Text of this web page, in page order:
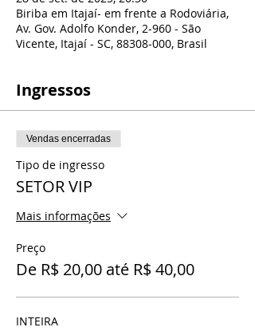
Biriba em Itajaí- em frente a Rodoviária,
Av. Gov. Adolfo Konder, 2-960 - São
Vicente, Itajaí - SC, 88308-000, Brasil
Ingressos
Vendas encerradas
Tipo de ingresso
SETOR VIP
Mais informações
Preço
De R$ 20,00 até R$ 40,00
INTEIRA